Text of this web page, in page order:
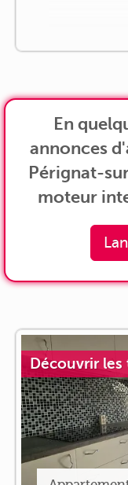
En
annonces
Pérignat-
moteur
Découvrir les